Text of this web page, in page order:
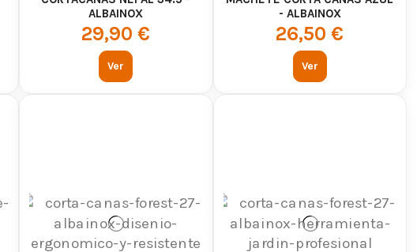
ALBAINOX
29,90 €
Ver
- ALBAINOX
26,50 €
Ver